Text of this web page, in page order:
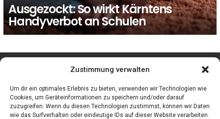
Zustimmung verwalten
Um dir ein optimales Erlebnis zu bieten, verwenden wir Technologien wie
Cookies, um Geräteinformationen zu speichern und/oder darauf
zuzugreifen. Wenn du diesen Technologien zustimmst, können wir Daten
wie das Surfverhalten oder eindeutige IDs auf dieser Website verarbeiten.
Ausgezockt: So wirkt Kärntens
Handyverbot an Schulen
facebook instagram
Spiele Zitate Kontakt Datenschutz Impressum